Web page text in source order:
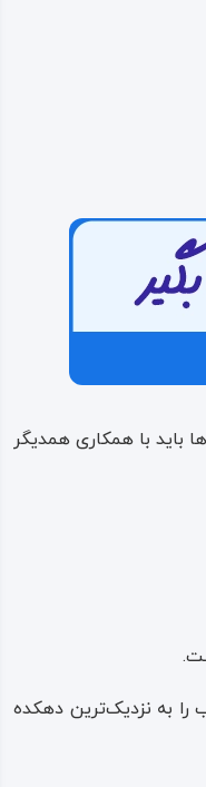
با همکاری همدیگر
به نزدیک‌ترین دهکده